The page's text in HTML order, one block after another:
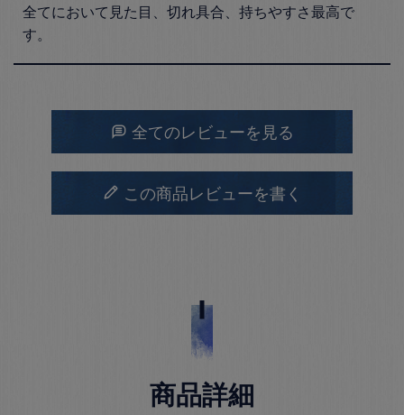
全てにおいて見た目、切れ具合、持ちやすさ最高で
す。
全てのレビューを見る
この商品レビューを書く
商品詳細